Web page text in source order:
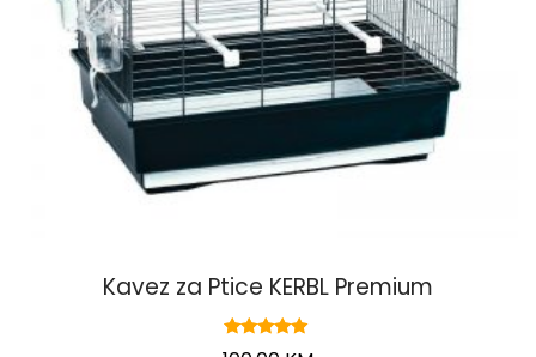
Kavez za Ptice KERBL Premium
Ocjenjeno